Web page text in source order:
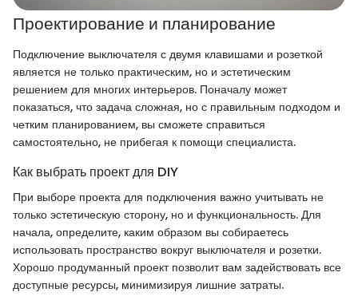
Проектирование и планирование
Подключение выключателя с двумя клавишами и розеткой
является не только практическим, но и эстетическим
решением для многих интерьеров. Поначалу может
показаться, что задача сложная, но с правильным подходом и
четким планированием, вы сможете справиться
самостоятельно, не прибегая к помощи специалиста.
Как выбрать проект для DIY
При выборе проекта для подключения важно учитывать не
только эстетическую сторону, но и функциональность. Для
начала, определите, каким образом вы собираетесь
использовать пространство вокруг выключателя и розетки.
Хорошо продуманный проект позволит вам задействовать все
доступные ресурсы, минимизируя лишние затраты.